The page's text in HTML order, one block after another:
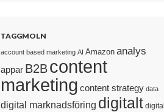
TAGGMOLN
account based marketing AI Amazon analys
appar B2Bcontent
marketing content strategy data
digital marknadsföring digitalt digital